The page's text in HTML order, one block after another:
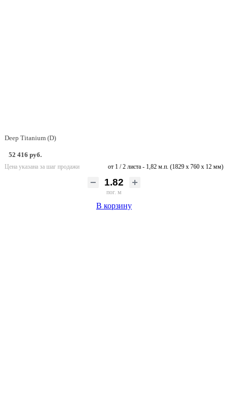
Deep Titanium (D)
52 416 руб.
Цена указана за шаг продажи от 1 / 2 листа - 1,82 м.п. (1829 х 760 х 12 мм)
пог. м
В корзину